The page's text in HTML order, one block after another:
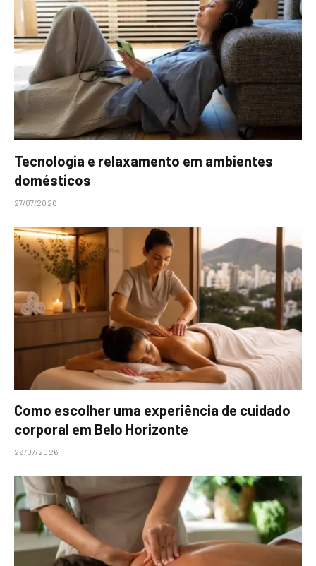
Tecnologia e relaxamento em ambientes
domésticos
27/07/2026
Como escolher uma experiência de cuidado
corporal em Belo Horizonte
26/07/2026